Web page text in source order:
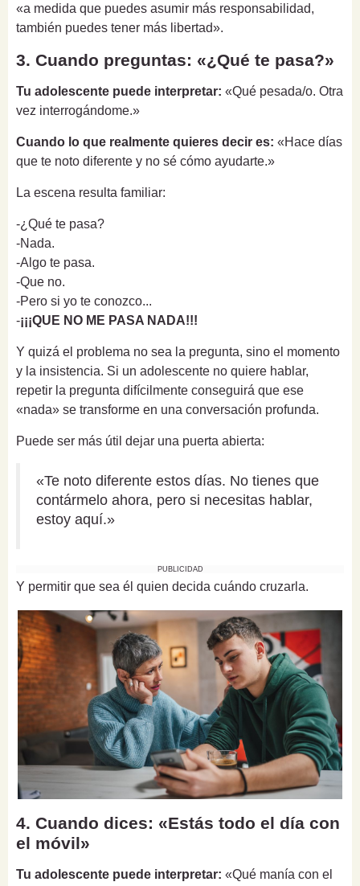
«a medida que puedes asumir más responsabilidad,
también puedes tener más libertad».
3. Cuando preguntas: «¿Qué te pasa?»
Tu adolescente puede interpretar: «Qué pesada/o. Otra
vez interrogándome.»
Cuando lo que realmente quieres decir es: «Hace días
que te noto diferente y no sé cómo ayudarte.»
La escena resulta familiar:
-¿Qué te pasa?
-Nada.
-Algo te pasa.
-Que no.
-Pero si yo te conozco...
-¡¡¡QUE NO ME PASA NADA!!!
Y quizá el problema no sea la pregunta, sino el momento
y la insistencia. Si un adolescente no quiere hablar,
repetir la pregunta difícilmente conseguirá que ese
«nada» se transforme en una conversación profunda.
Puede ser más útil dejar una puerta abierta:
«Te noto diferente estos días. No tienes que
contármelo ahora, pero si necesitas hablar,
estoy aquí.»
PUBLICIDAD
Y permitir que sea él quien decida cuándo cruzarla.
4. Cuando dices: «Estás todo el día con
el móvil»
Tu adolescente puede interpretar: «Qué manía con el